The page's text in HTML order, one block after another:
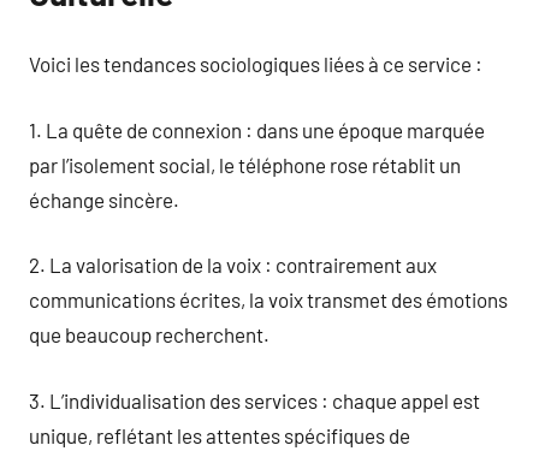
Voici les tendances sociologiques liées à ce service :
1. La quête de connexion : dans une époque marquée
par l’isolement social, le téléphone rose rétablit un
échange sincère.
2. La valorisation de la voix : contrairement aux
communications écrites, la voix transmet des émotions
que beaucoup recherchent.
3. L’individualisation des services : chaque appel est
unique, reflétant les attentes spécifiques de